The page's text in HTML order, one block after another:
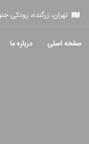
تهران، زرگنده، رودکی
صفحه اصلی درباره ما